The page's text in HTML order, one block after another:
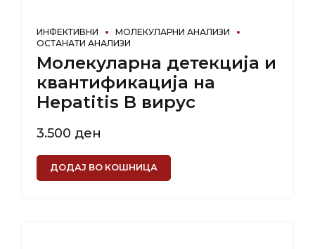
ИНФЕКТИВНИ
МОЛЕКУЛАРНИ АНАЛИЗИ
ОСТАНАТИ АНАЛИЗИ
Молекуларна детекција и
квантификација на
Hepatitis B вирус
3.500 ден
ДОДАЈ ВО КОШНИЦА